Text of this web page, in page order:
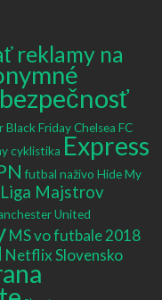
reklamy na
bezpečnosť
Black Friday Chelsea FC
cyklistika Express
futbal naživo Hide My
Liga Majstrov
United
MS vo futbale 2018
Netflix Slovensko